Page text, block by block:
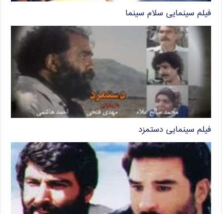
فیلم سینمایی سلام سینما
فیلم سینمایی دستمزد